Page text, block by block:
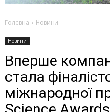
Головна Новини
Новини
Вперше
стала
міжнародної